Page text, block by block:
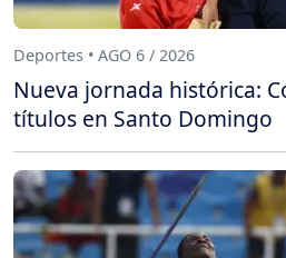
Deportes • AGO 6 / 2026
Nueva jornada histórica:
títulos en Santo Domingo